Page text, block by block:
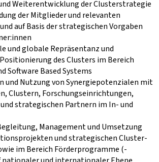
Weiterentwicklung der Clusterstrategie
der Mitglieder und relevanten
auf Basis der strategischen Vorgaben
und globale Repräsentanz und
des Clusters im Bereich
Software Based Systems
und Nutzung von Synergiepotenzialen mit
Clustern, Forschungseinrichtungen,
strategischen Partnern im In- und
Management und Umsetzung
und strategischen Cluster-
im Bereich Förderprogramme (-